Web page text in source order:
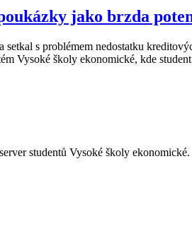
jako brzda
setkal s problémem nedostatku
Vysoké školy ekonomické, kde
studentů Vysoké školy ekonomické.